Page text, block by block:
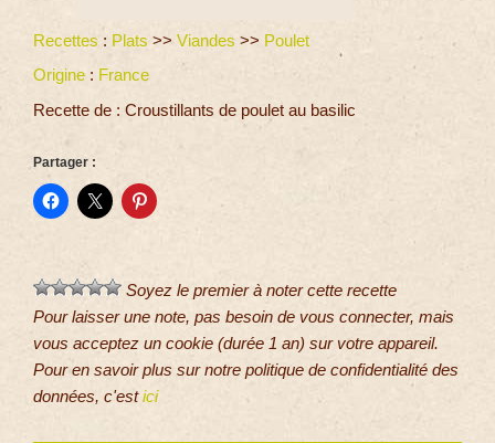
Recettes : Plats >> Viandes >> Poulet
Origine : France
Recette de : Croustillants de poulet au basilic
Partager :
Soyez le premier à noter cette recette
Pour laisser une note, pas besoin de vous connecter, mais
vous acceptez un cookie (durée 1 an) sur votre appareil.
Pour en savoir plus sur notre politique de confidentialité des
données, c'estici